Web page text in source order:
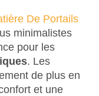
De Portails
minimalistes
pour les
. Les
de plus en
et une